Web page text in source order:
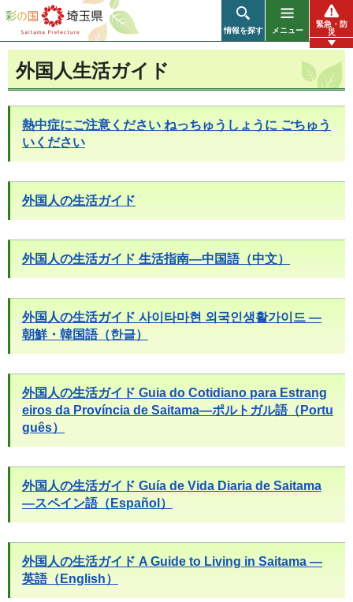
彩の国 埼玉県
情報を探す メニュー
緊急・防
災
外国人生活ガイド
熱中症にご注意ください ねっちゅうしょうに ごちゅう
いください
外国人の生活ガイド
外国人の生活ガイド 生活指南―中国語（中文）
外国人の生活ガイド 사이타마현 외국인생활가이드 ―
朝鮮・韓国語（한글）
外国人の生活ガイド Guia do Cotidiano para Estrang
eiros da Província de Saitama―ポルトガル語（Portu
guês）
外国人の生活ガイド Guía de Vida Diaria de Saitama
―スペイン語（Español）
外国人の生活ガイド A Guide to Living in Saitama ―
英語（English）